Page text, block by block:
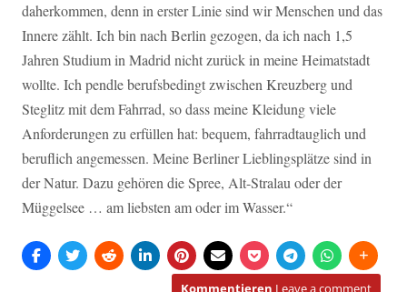
daherkommen, denn in erster Linie sind wir Menschen und das
Innere zählt. Ich bin nach Berlin gezogen, da ich nach 1,5
Jahren Studium in Madrid nicht zurück in meine Heimatstadt
wollte. Ich pendle berufsbedingt zwischen Kreuzberg und
Steglitz mit dem Fahrrad, so dass meine Kleidung viele
Anforderungen zu erfüllen hat: bequem, fahrradtauglich und
beruflich angemessen. Meine Berliner Lieblingsplätze sind in
der Natur. Dazu gehören die Spree, Alt-Stralau oder der
Müggelsee … am liebsten am oder im Wasser.“
Kommentieren Leave a comment